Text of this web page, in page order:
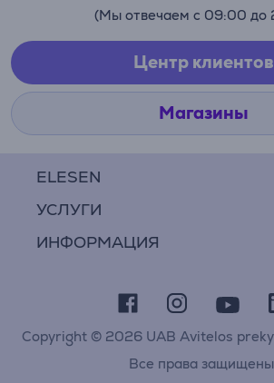
ELESEN
УСЛУГИ
ИНФОРМАЦИЯ
(Мы отвечаем с 09:00 до
Центр клиентов
Магазины
Copyright © 2026 UAB Avitelos
Все права